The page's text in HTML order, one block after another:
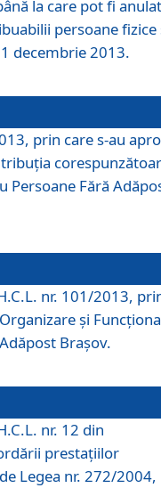
la care pot fi
persoane fizice
decembrie 2013.
prin care s-au
Persoane Fără
nr. 101/2013,
şi
Braşov.
nr. 12 din
prestaţiilor
Legea nr. 272/2004,